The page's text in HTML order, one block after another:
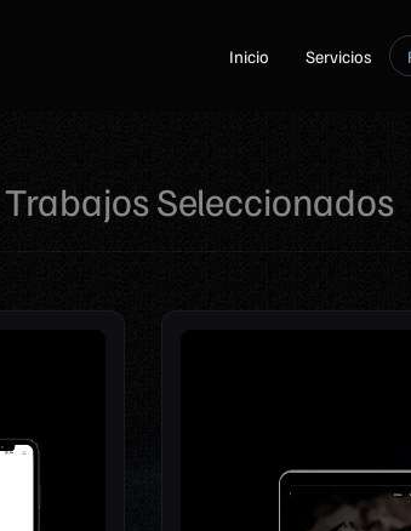
Inicio Servicios
Seleccionados